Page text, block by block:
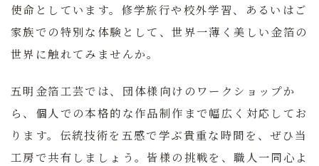
使命としています。修学旅行や校外学習、あるいはご
家族での特別な体験として、世界一薄く美しい金箔の
世界に触れてみませんか。
五明金箔工芸では、団体様向けのワークショップか
ら、個人での本格的な作品制作まで幅広く対応してお
ります。伝統技術を五感で学ぶ貴重な時間を、ぜひ当
工房で共有しましょう。皆様の挑戦を、職人一同心よ